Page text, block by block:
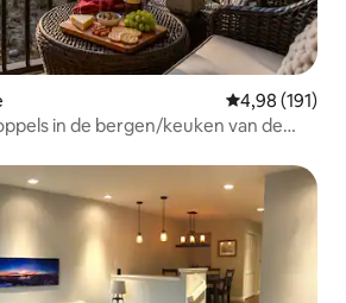
Gemiddelde
4,98 (191)
in de bergen/keuken van de